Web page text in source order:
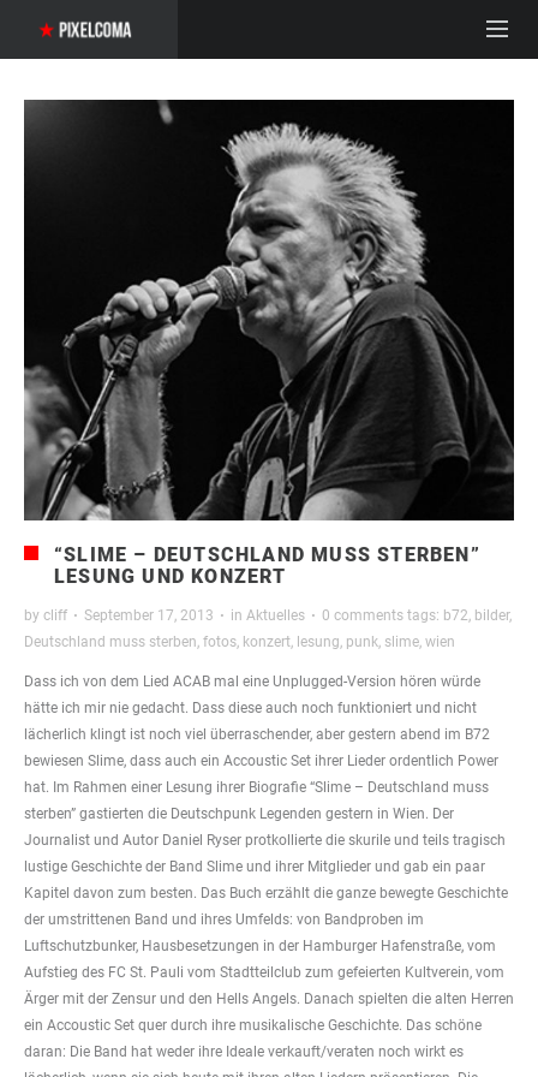
“SLIME – DEUTSCHLAND MUSS STERBEN”
LESUNG UND KONZERT
by cliff · September 17, 2013 · in Aktuelles · 0 comments tags: b72, bilder,
Deutschland muss sterben, fotos, konzert, lesung, punk, slime, wien
Dass ich von dem Lied ACAB mal eine Unplugged-Version hören würde
hätte ich mir nie gedacht. Dass diese auch noch funktioniert und nicht
lächerlich klingt ist noch viel überraschender, aber gestern abend im B72
bewiesen Slime, dass auch ein Accoustic Set ihrer Lieder ordentlich Power
hat. Im Rahmen einer Lesung ihrer Biografie “Slime – Deutschland muss
sterben” gastierten die Deutschpunk Legenden gestern in Wien. Der
Journalist und Autor Daniel Ryser protkollierte die skurile und teils tragisch
lustige Geschichte der Band Slime und ihrer Mitglieder und gab ein paar
Kapitel davon zum besten. Das Buch erzählt die ganze bewegte Geschichte
der umstrittenen Band und ihres Umfelds: von Bandproben im
Luftschutzbunker, Hausbesetzungen in der Hamburger Hafenstraße, vom
Aufstieg des FC St. Pauli vom Stadtteilclub zum gefeierten Kultverein, vom
Ärger mit der Zensur und den Hells Angels. Danach spielten die alten Herren
ein Accoustic Set quer durch ihre musikalische Geschichte. Das schöne
daran: Die Band hat weder ihre Ideale verkauft/veraten noch wirkt es